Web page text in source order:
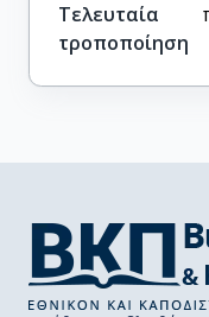
Τελευταία
τροποποίηση